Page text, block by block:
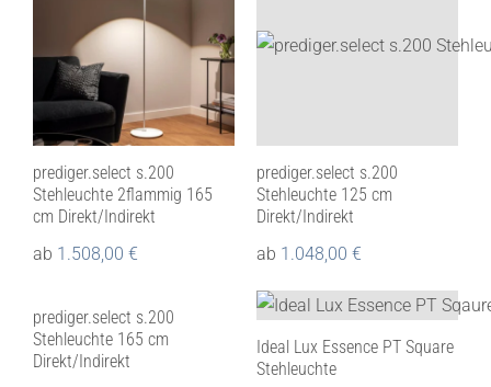
prediger.select s.200
Stehleuchte 2flammig 165
cm Direkt/Indirekt
ab 1.508,00 €
prediger.select s.200
Stehleuchte 125 cm
Direkt/Indirekt
ab 1.048,00 €
prediger.select s.200
Stehleuchte 165 cm
Direkt/Indirekt
Ideal Lux Essence PT Square
Stehleuchte